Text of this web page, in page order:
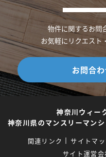
物件に関するお問
お気軽にリクエスト
お問合
神奈川ウィー
神奈川県のマンスリーマン
関連リンク サイトマ
サイト運営会